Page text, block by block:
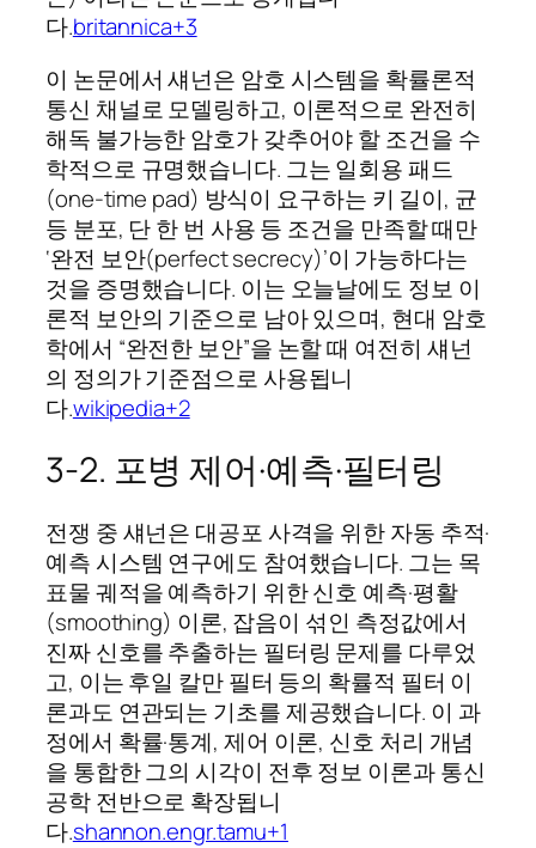
다.britannica+3
이 논문에서 섀넌은 암호 시스템을 확률론적
통신 채널로 모델링하고, 이론적으로 완전히
해독 불가능한 암호가 갖추어야 할 조건을 수
학적으로 규명했습니다. 그는 일회용 패드
(one‑time pad) 방식이 요구하는 키 길이, 균
등 분포, 단 한 번 사용 등 조건을 만족할 때만
‘완전 보안(perfect secrecy)’이 가능하다는
것을 증명했습니다. 이는 오늘날에도 정보 이
론적 보안의 기준으로 남아 있으며, 현대 암호
학에서 “완전한 보안”을 논할 때 여전히 섀넌
의 정의가 기준점으로 사용됩니
다.wikipedia+2
3‑2. 포병 제어·예측·필터링
전쟁 중 섀넌은 대공포 사격을 위한 자동 추적·
예측 시스템 연구에도 참여했습니다. 그는 목
표물 궤적을 예측하기 위한 신호 예측·평활
(smoothing) 이론, 잡음이 섞인 측정값에서
진짜 신호를 추출하는 필터링 문제를 다루었
고, 이는 후일 칼만 필터 등의 확률적 필터 이
론과도 연관되는 기초를 제공했습니다. 이 과
정에서 확률·통계, 제어 이론, 신호 처리 개념
을 통합한 그의 시각이 전후 정보 이론과 통신
공학 전반으로 확장됩니
다.shannon.engr.tamu+1